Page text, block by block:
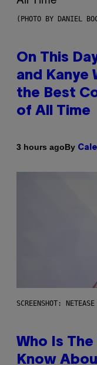
(PHOTO BY DANIEL
On This
and Kanye
the Best
of All Time
3 hours agoBy
SCREENSHOT: NETEASE
Who Is
Know